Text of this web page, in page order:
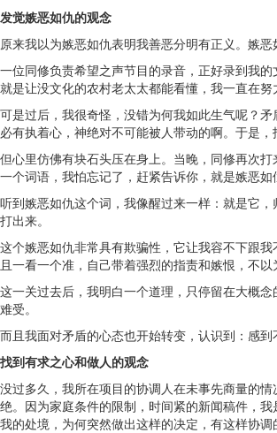
发觉嫉恶如仇的观念
原来我以为嫉恶如仇表明我善恶分明有正义。嫉
一位同修负责希望之声节目的录音，正好录到我
就是让没文化的农村老太太都能看懂，我一直在
可是过后，我很奇怪，没错为何我如此生气呢？
必有执着心，神绝对不可能被人带动的啊。于是
但心里仿佛有块石头压在身上。当晚，同修再次
一个词语，我怕忘记了，赶紧告诉你，就是嫉恶如
听到嫉恶如仇这个词，我像醒过来一样：就是它
打出来。
这个嫉恶如仇非常具有欺骗性，它让我容不下跟
且一看一个准，自己带着强烈的指责和嫉恨，不
这一关过去后，我明白一个道理，只停留在大概
难受。
而且我面对矛盾的心态也开始转变，认识到：感
找到有求之心和做人的观念
没过多久，我所在项目的协调人在未事先商量的
绝。因为家庭条件的限制，时间紧的新闻稿件，
我的处境，为何突然做出这样的决定，有这样协调